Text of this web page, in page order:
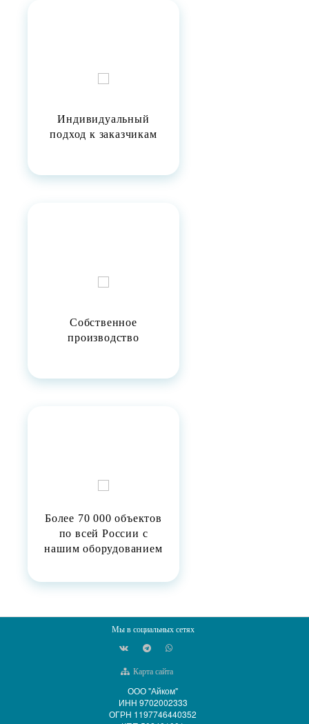
Индивидуальный
подход к заказчикам
Собственное
производство
Более 70 000 объектов
по всей России с
нашим оборудованием
Мы в социальных сетях
Карта сайта
ООО "Айком"
ИНН 9702002333
ОГРН 1197746440352